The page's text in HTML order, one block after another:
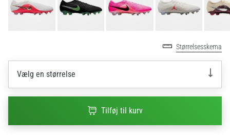
Gør
EM
2025
med
officielle
Størrelsesskema
Vælg en størrelse
Tilføj til kurv